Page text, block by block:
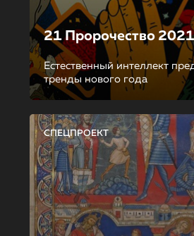
21 Пророчество 2021
Естественный интеллект
тренды нового года
СПЕЦПРОЕКТ